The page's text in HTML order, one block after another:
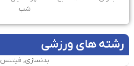
شب
رشته های ورزشی
بدنسازی, فیتنس